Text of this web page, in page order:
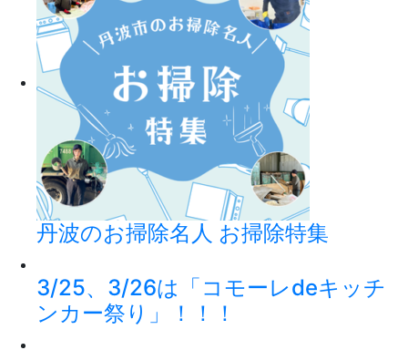
丹波のお掃除名人 お掃除特集
3/25、3/26は「コモーレdeキッチ
ンカー祭り」！！！